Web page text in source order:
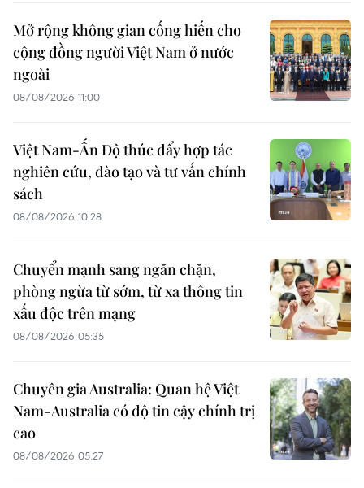
Mở rộng không gian cống hiến cho
cộng đồng người Việt Nam ở nước
ngoài
08/08/2026 11:00
Việt Nam-Ấn Độ thúc đẩy hợp tác
nghiên cứu, đào tạo và tư vấn chính
sách
08/08/2026 10:28
Chuyển mạnh sang ngăn chặn,
phòng ngừa từ sớm, từ xa thông tin
xấu độc trên mạng
08/08/2026 05:35
Chuyên gia Australia: Quan hệ Việt
Nam-Australia có độ tin cậy chính trị
cao
08/08/2026 05:27